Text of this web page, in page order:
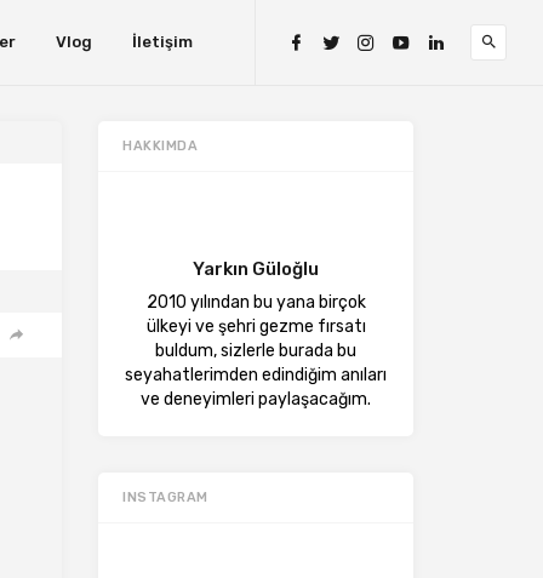
Vlog İletişim
HAKKIMDA
Yarkın Güloğlu
2010 yılından bu yana birçok
ülkeyi ve şehri gezme fırsatı
buldum, sizlerle burada bu
seyahatlerimden edindiğim anıları
ve deneyimleri paylaşacağım.
INSTAGRAM